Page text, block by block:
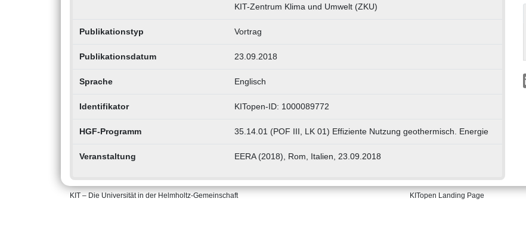
KIT-Zentrum Klima und Umwelt (ZKU)
Publikationstyp Vortrag
Publikationsdatum 23.09.2018
Sprache Englisch
Identifikator KITopen-ID: 1000089772
HGF-Programm 35.14.01 (POF III, LK 01) Effiziente Nutzung geothermisch. Energie
Veranstaltung EERA (2018), Rom, Italien, 23.09.2018
KIT – Die Universität in der Helmholtz-Gemeinschaft KITopen Landing Page